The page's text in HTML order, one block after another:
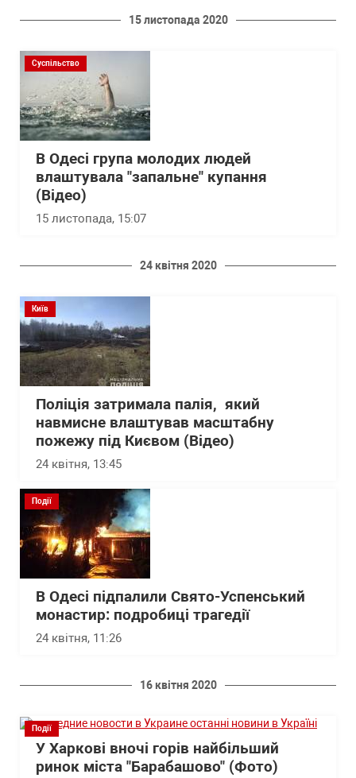
15 листопада 2020
Суспільство
В Одесі група молодих людей
влаштувала "запальне" купання
(Відео)
15 листопада, 15:07
24 квітня 2020
Київ
Поліція затримала палія, який
навмисне влаштував масштабну
пожежу під Києвом (Відео)
24 квітня, 13:45
Події
В Одесі підпалили Свято-Успенський
монастир: подробиці трагедії
24 квітня, 11:26
16 квітня 2020
Події
У Харкові вночі горів найбільший
ринок міста "Барабашово" (Фото)